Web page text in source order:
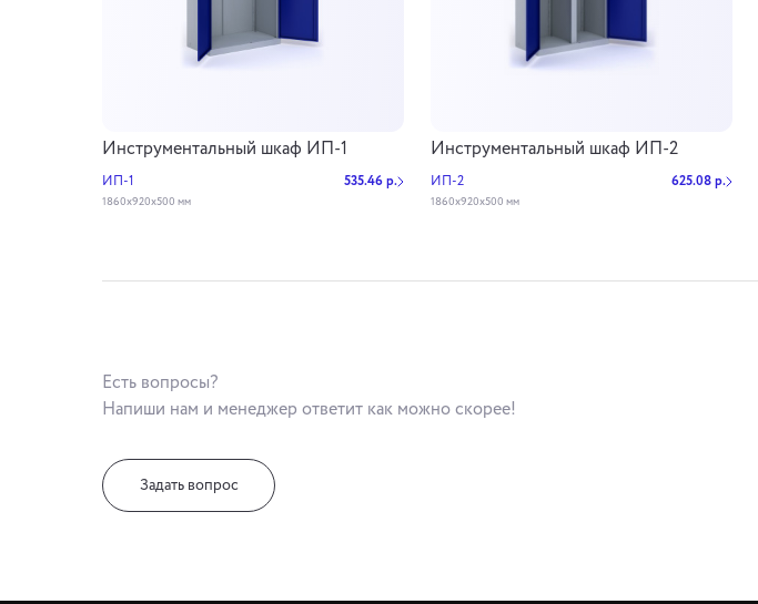
Инструментальный шкаф ИП-1
ИП-1 535.46 р.
1860х920х500 мм
Инструментальный шкаф ИП-2
ИП-2 625.08 р.
1860х920х500 мм
Есть вопросы?
Напиши нам и менеджер ответит как можно скорее!
Задать вопрос